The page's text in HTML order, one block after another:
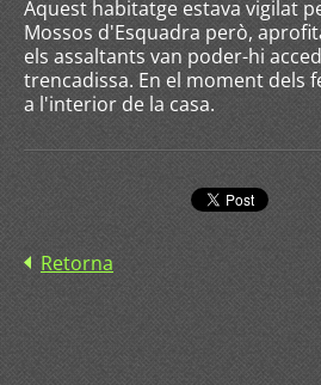
Aquest habitatge estava vigilat
Mossos d'Esquadra però,
els assaltants van poder-hi
trencadissa. En el moment dels
a l'interior de la casa.
Retorna